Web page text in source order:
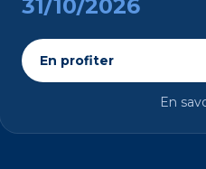
31/10/2026
En profiter
En